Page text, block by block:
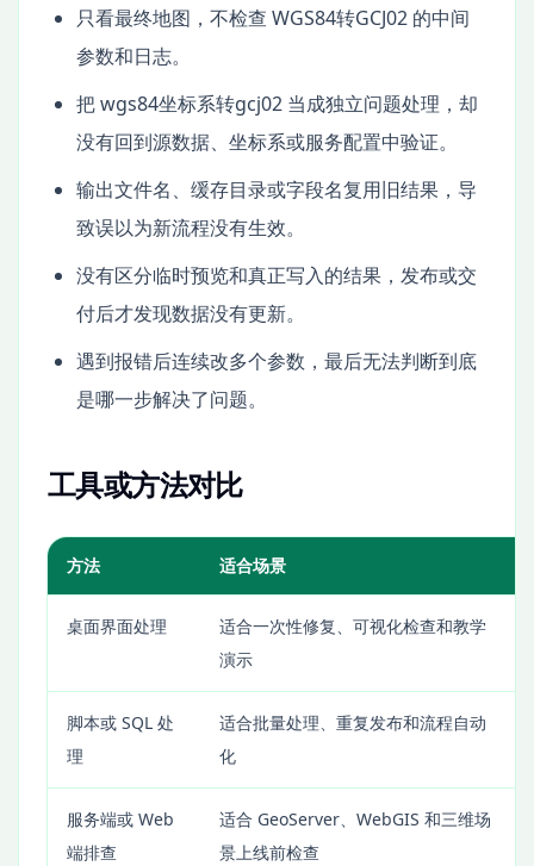
只看最终地图，不检查 WGS84转GCJ02 的中间
参数和日志。
把 wgs84坐标系转gcj02 当成独立问题处理，却
没有回到源数据、坐标系或服务配置中验证。
输出文件名、缓存目录或字段名复用旧结果，导
致误以为新流程没有生效。
没有区分临时预览和真正写入的结果，发布或交
付后才发现数据没有更新。
遇到报错后连续改多个参数，最后无法判断到底
是哪一步解决了问题。
工具或方法对比
方法 适合场景
桌面界面处理
适合一次性修复、可视化检查和教学
演示
脚本或 SQL 处
理
适合批量处理、重复发布和流程自动
化
服务端或 Web
端排查
适合 GeoServer、WebGIS 和三维场
景上线前检查